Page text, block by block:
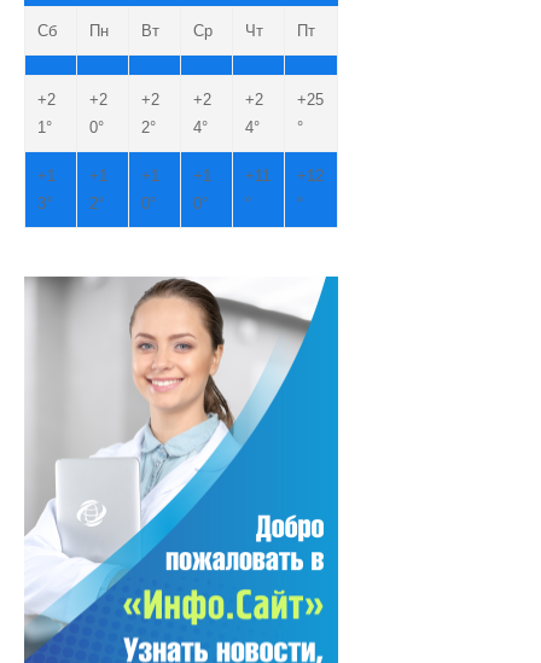
Сб Пн Вт Ср Чт Пт
+2
1°
+2
0°
+2
2°
+2
4°
+2
4°
+25
°
+1
3°
+1
2°
+1
0°
+1
0°
+11
°
+12
°